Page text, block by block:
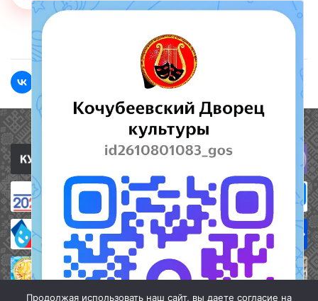
Полезные ссылки
Продолжая использовать наш сайт, вы даете согласие на